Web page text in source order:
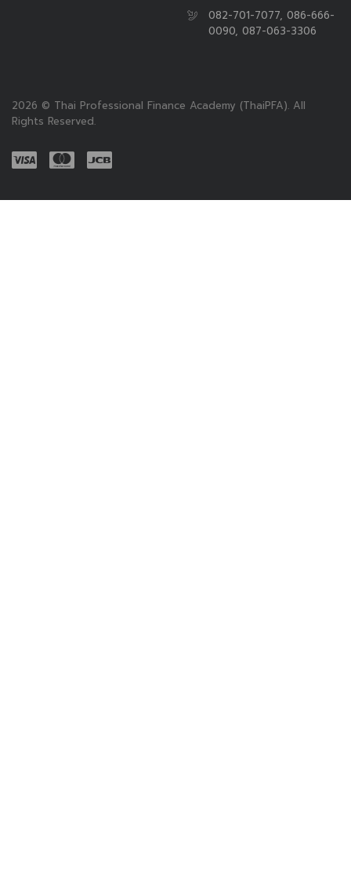
082-701-7077, 086-666-
0090, 087-063-3306
2026 © Thai Professional Finance Academy (ThaiPFA). All
Rights Reserved.